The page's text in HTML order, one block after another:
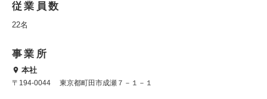
従業員数
22名
事業所
本社
〒194-0044 東京都町田市成瀬７－１－１